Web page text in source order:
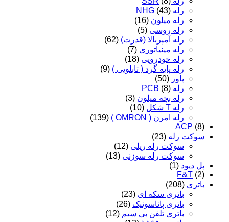
رله NHG (43)
رله میلون (16)
رله روسی (5)
رله آمپربالا (قدرت) (62)
رله مینیاتوری (7)
رله خودرویی (18)
رله پایه گرد ( تابلویی ) (9)
پاور (50)
رله PCB (8)
رله بچه میلون (3)
رله T شکل
(10)
رله امرن ( OMRON )
(139)
ACP (8)
سوکت رله (23)
سوکت رله ریلی (12)
سوکت رله سوزنی (13)
پل دیود (1)
F&T (2)
باتری (208)
باتری سکه ای (23)
باتری پاناسونیک (26)
باتری تلفن بی سیم (12)